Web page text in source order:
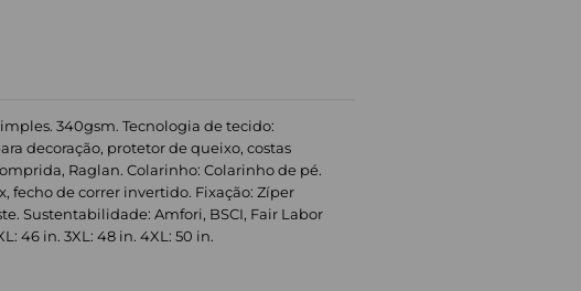
340gsm. Tecnologia de tecido:
decoração, protetor de queixo, costas
Raglan. Colarinho: Colarinho de pé.
fecho de correr invertido. Fixação: Zíper
Sustentabilidade: Amfori, BSCI, Fair Labor
46 in. 3XL: 48 in. 4XL: 50 in.